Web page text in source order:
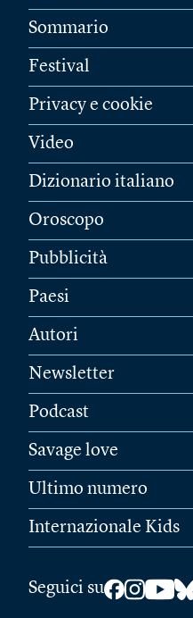
Sommario
Festival
Privacy e cookie
Video
Dizionario italiano
Oroscopo
Pubblicità
Paesi
Autori
Newsletter
Podcast
Savage love
Ultimo numero
Internazionale Kids
Seguici su